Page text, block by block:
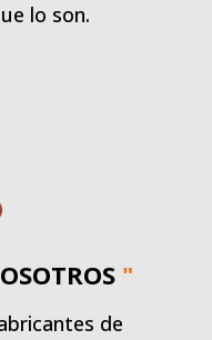
lo son.
"
de